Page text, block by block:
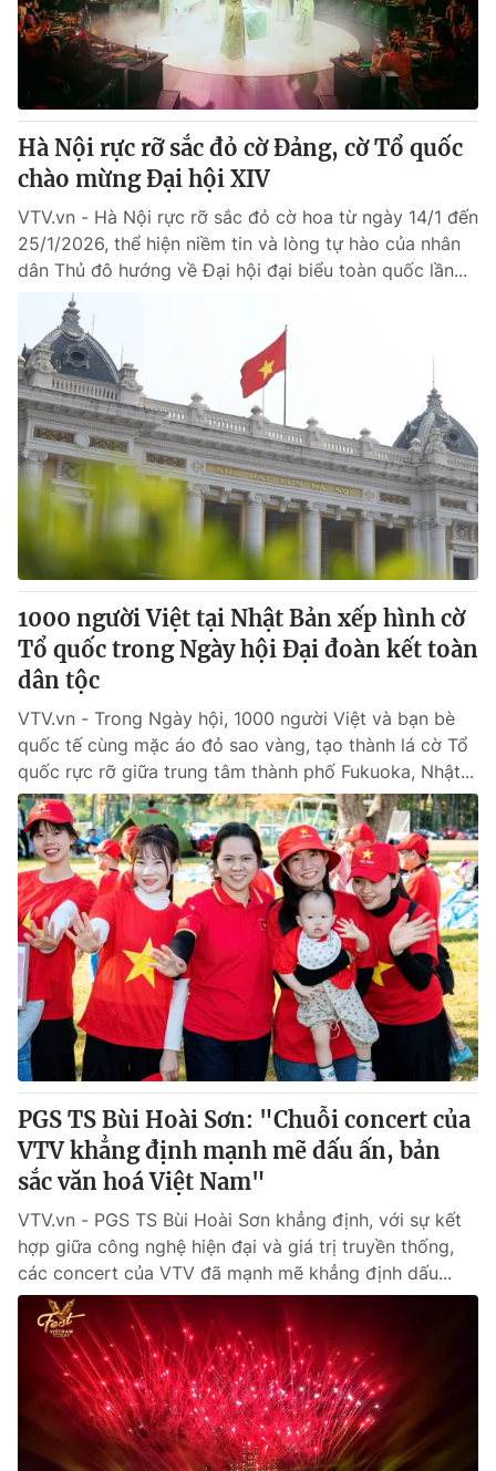
Sản phẩm
Thị trường
Tư vấn
Lịch phát sóng
Chuyên mục khác
Emagazine Podcast
Photo Infographic
Video
VTV Money VTV Thể thao
VTV Sức khoẻ Bất động sản
Thị trường 24h Tấm lòng Việt
VTV4 Vươn mình bằng AI
VTV9 VTV8
Liên hệ tòa soạn
THỜI BÁO VTV
Theo dõi báo trên
Cơ quan chủ quản:Đài Truyền hình Việt Nam
Cơ quan báo chí:Thời báo VTV
Giấy phép hoạt động báo in và báo điện tử số 483/GP-BTTTT
cấp ngày 29/12/2023
Tổng Biên tập: Vũ Thanh Thủy
Phó Tổng Biên tập:Nguyễn Thị Mỹ Hạnh, Phạm Quốc Thắng,
Nguyễn Trọng Ninh
Tổng đài VTV:024.38 355 931 - 024.38 355 932
Ðiện thoại Thời báo VTV: 024.66 897 897
toasoan@vtv.vn
Liên hệ quảng cáo:024-7300.7108
Hà Nội rực rỡ sắc đỏ cờ Đảng, cờ Tổ quốc
chào mừng Đại hội XIV
VTV.vn - Hà Nội rực rỡ sắc đỏ cờ hoa từ ngày 14/1 đến
25/1/2026, thể hiện niềm tin và lòng tự hào của nhân
dân Thủ đô hướng về Đại hội đại biểu toàn quốc lần...
1000 người Việt tại Nhật Bản xếp hình cờ
Tổ quốc trong Ngày hội Đại đoàn kết toàn
dân tộc
VTV.vn - Trong Ngày hội, 1000 người Việt và bạn bè
quốc tế cùng mặc áo đỏ sao vàng, tạo thành lá cờ Tổ
quốc rực rỡ giữa trung tâm thành phố Fukuoka, Nhật...
PGS TS Bùi Hoài Sơn: "Chuỗi concert của
VTV khẳng định mạnh mẽ dấu ấn, bản
sắc văn hoá Việt Nam"
VTV.vn - PGS TS Bùi Hoài Sơn khẳng định, với sự kết
hợp giữa công nghệ hiện đại và giá trị truyền thống,
các concert của VTV đã mạnh mẽ khẳng định dấu...